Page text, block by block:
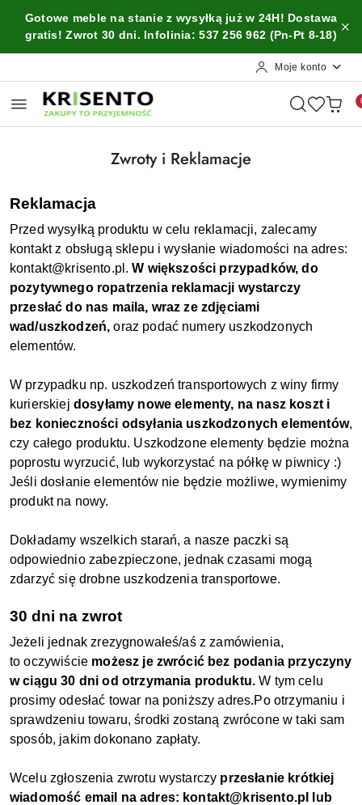
Przejdź do treści głównej
Przejdź do wyszukiwarki
Przejdź do moje konto
Przejdź do menu głównego
Przejdź do stopki
Gotowe meble na stanie z wysyłką już w 24H! Dostawa
gratis! Zwrot 30 dni. Infolinia: 537 256 962 (Pn-Pt 8-18)
Moje konto
Zwroty i Reklamacje
Reklamacja
Przed wysyłką produktu w celu reklamacji, zalecamy
kontakt z obsługą sklepu i wysłanie wiadomości na adres:
kontakt@krisento.pl.W większości przypadków, do
pozytywnego ropatrzenia reklamacji wystarczy
przesłać do nas maila, wraz ze zdjęciami
wad/uszkodzeń, oraz podać numery uszkodzonych
elementów.
W przypadku np. uszkodzeń transportowych z winy firmy
kurierskiej dosyłamy nowe elementy, na nasz koszt i
bez konieczności odsyłania uszkodzonych elementów,
czy całego produktu. Uszkodzone elementy będzie można
poprostu wyrzucić, lub wykorzystać na półkę w piwnicy :)
Jeśli dosłanie elementów nie będzie możliwe, wymienimy
produkt na nowy.
Dokładamy wszelkich starań, a nasze paczki są
odpowiednio zabezpieczone, jednak czasami mogą
zdarzyć się drobne uszkodzenia transportowe.
30 dni na zwrot
Jeżeli jednak zrezygnowałeś/aś z zamówienia,
to oczywiście możesz je zwrócić bez podania przyczyny
w ciągu 30 dni od otrzymania produktu. W tym celu
prosimy odesłać towar na poniższy adres.Po otrzymaniu i
sprawdzeniu towaru, środki zostaną zwrócone w taki sam
sposób, jakim dokonano zapłaty.
Wcelu zgłoszenia zwrotu wystarczy przesłanie krótkiej
wiadomość email na adres: kontakt@krisento.pl lub